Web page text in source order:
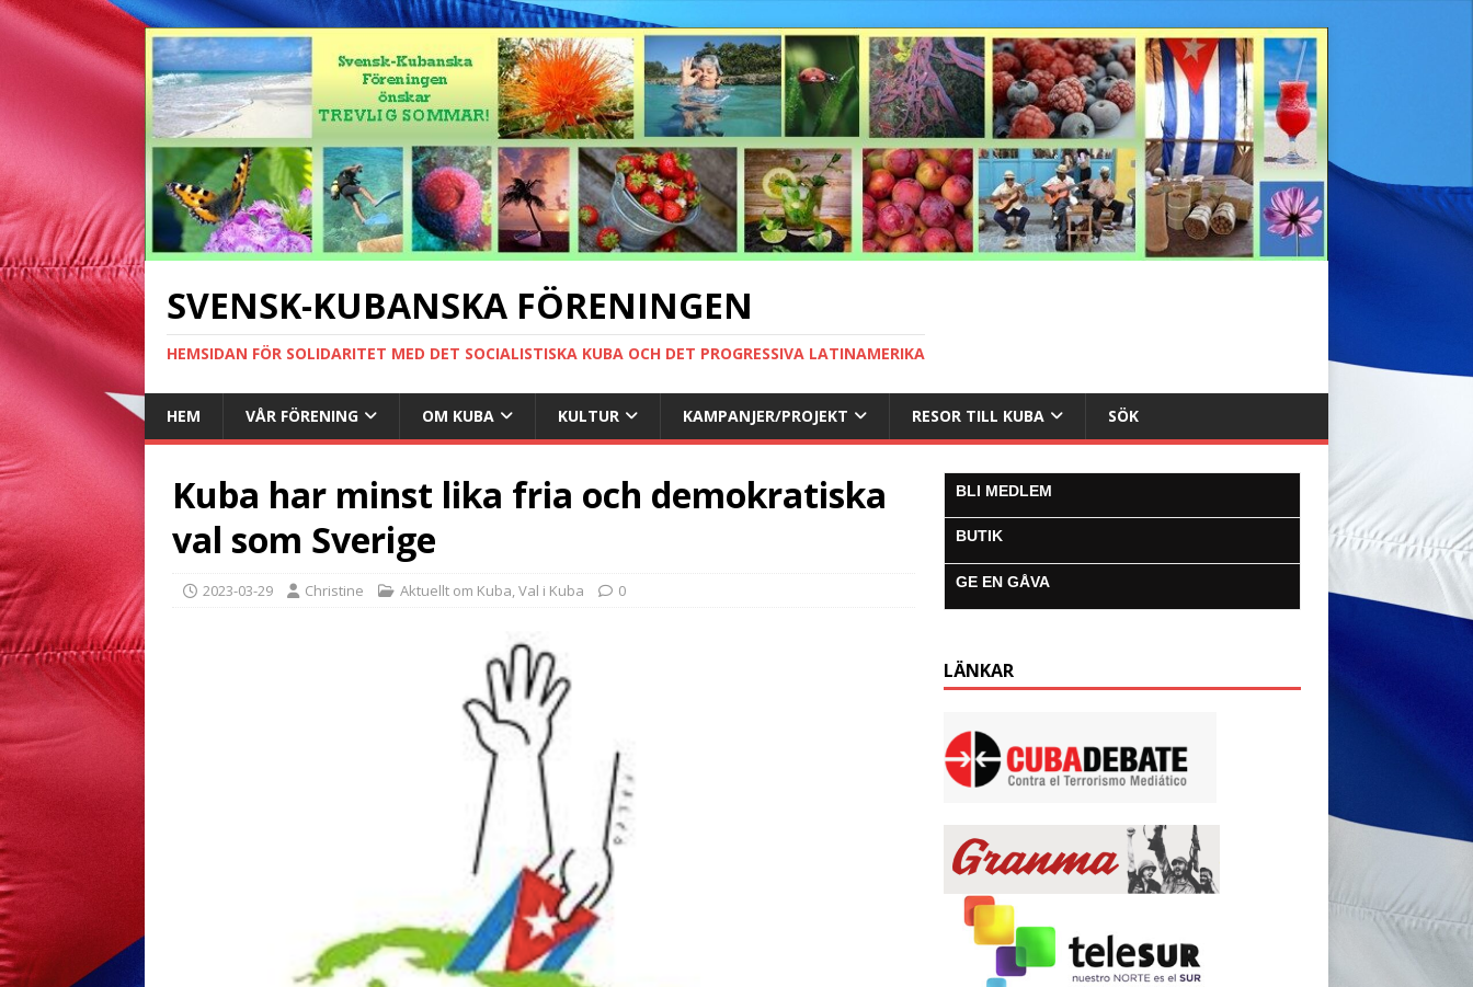
SVENSK-KUBANSKA FÖRENINGEN
HEMSIDAN FÖR SOLIDARITET MED DET SOCIALISTISKA KUBA OCH DET PROGRESSIVA LATINAMERIKA
HEM VÅR FÖRENING OM KUBA KULTUR KAMPANJER/PROJEKT RESOR TILL KUBA SÖK
Kuba har minst lika fria och demokratiska
val som Sverige
2023-03-29 Christine Aktuellt om Kuba,Val i Kuba 0
BLI MEDLEM
BUTIK
GE EN GÅVA
LÄNKAR